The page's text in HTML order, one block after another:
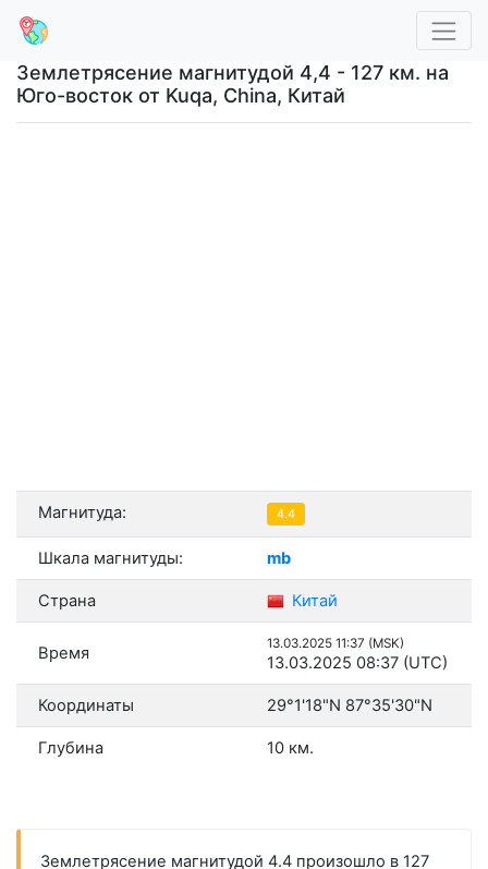
Землетрясение магнитудой 4,4 - 127 км. на
Юго-восток от Kuqa, China, Китай
Магнитуда: 4.4
Шкала магнитуды: mb
Страна Китай
Время 13.03.2025 11:37 (MSK)
13.03.2025 08:37 (UTC)
Координаты 29°1'18"N 87°35'30"N
Глубина 10 км.
Землетрясение магнитудой 4.4 произошло в 127